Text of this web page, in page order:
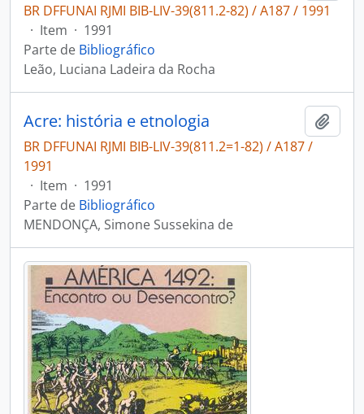
BR DFFUNAI RJMI BIB-LIV-39(811.2-82) / A187 / 1991
· Item · 1991
Parte de Bibliográfico
Leão, Luciana Ladeira da Rocha
Acre: história e etnologia
BR DFFUNAI RJMI BIB-LIV-39(811.2=1-82) / A187 /
1991
· Item · 1991
Parte de Bibliográfico
MENDONÇA, Simone Sussekina de